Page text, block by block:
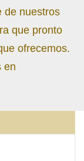
de nuestros
que pronto
ofrecemos.
en